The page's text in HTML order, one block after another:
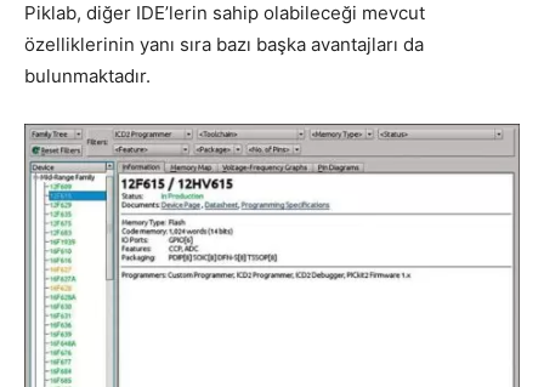
Piklab, diğer IDE’lerin sahip olabileceği mevcut
özelliklerinin yanı sıra bazı başka avantajları da
bulunmaktadır.